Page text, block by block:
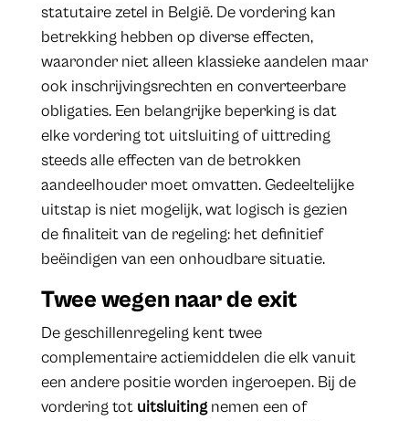
statutaire zetel in België. De vordering kan
betrekking hebben op diverse effecten,
waaronder niet alleen klassieke aandelen maar
ook inschrijvingsrechten en converteerbare
obligaties. Een belangrijke beperking is dat
elke vordering tot uitsluiting of uittreding
steeds alle effecten van de betrokken
aandeelhouder moet omvatten. Gedeeltelijke
uitstap is niet mogelijk, wat logisch is gezien
de finaliteit van de regeling: het definitief
beëindigen van een onhoudbare situatie.
Twee wegen naar de exit
De geschillenregeling kent twee
complementaire actiemiddelen die elk vanuit
een andere positie worden ingeroepen. Bij de
vordering tot uitsluitingnemen een of